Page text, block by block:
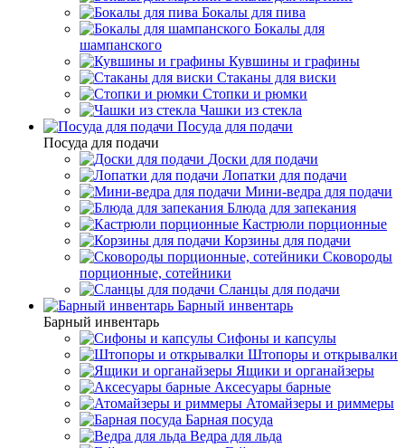
Бокалы для пива
Бокалы для
шампанского
Кувшины и графины
Стаканы для виски
Стопки и рюмки
Чашки из стекла
Посуда для подачи
Посуда для подачи
Доски для подачи
Лопатки для подачи
Мини-ведра для подачи
Блюда для запекания
Кастрюли порционные
Корзины для подачи
Сковороды
порционные, сотейники
Сланцы для подачи
Барный инвентарь
Барный инвентарь
Сифоны и капсулы
Штопоры и открывалки
Ящики и органайзеры
Аксесуары барные
Атомайзеры и риммеры
Барная посуда
Ведра для льда